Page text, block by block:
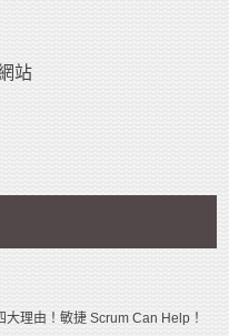
站
理由！敏捷 Scrum Can Help！